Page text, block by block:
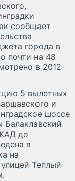
сообщает
города в
почти на 48
в 2012
5 вылетных
и
шоссе
до
в
на
Теплый